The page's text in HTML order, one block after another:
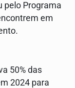
pelo Programa
em
50% das
2024 para